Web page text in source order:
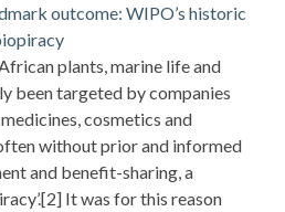
outcome: WIPO’s historic
plants, marine life and
been targeted by companies
cosmetics and
without prior and informed
and benefit-sharing, a
It was for this reason